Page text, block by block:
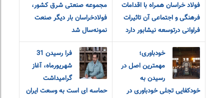
فولاد خراسان همراه با اقدامات
فرهنگی و اجتماعی آن تاثیرات
فراوانی درتوسعه نیشابور دارد
مجموعه صنعتی شرق کشور،
فولادخراسان بار دیگر صنعت
نمونه‌سال شد
خودباوری؛
مهمترین اصل در
رسیدن به
خودکفایی تجلی خودباوری در
فرا رسیدن 31
شهریورماه، آغاز
گرامیداشت
حماسه ای است به وسعت ایران